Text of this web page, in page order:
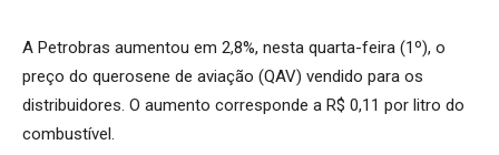
A Petrobras aumentou em 2,8%, nesta quarta-feira (1º), o
preço do querosene de aviação (QAV) vendido para os
distribuidores. O aumento corresponde a R$ 0,11 por litro do
combustível.